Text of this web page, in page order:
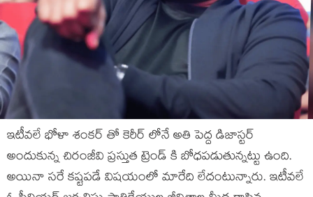
ఇటీవలే భోళా శంకర్ తో కెరీర్ లోనే అతి పెద్ద డిజాస్టర్
అందుకున్న చిరంజీవి ప్రస్తుత ట్రెండ్ కి బోధపడుతున్నట్టు ఉంది.
అయినా సరే కష్టపడే విషయంలో మారేది లేదంటున్నారు. ఇటీవలే